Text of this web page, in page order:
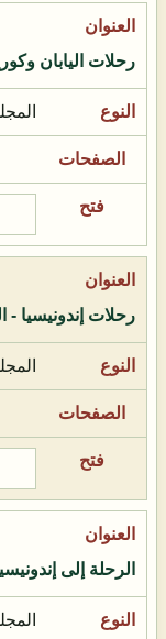
رحلات اليابان
رحلات إندونيسيا - الجزء
الرحلة إلى إندونيسيا -